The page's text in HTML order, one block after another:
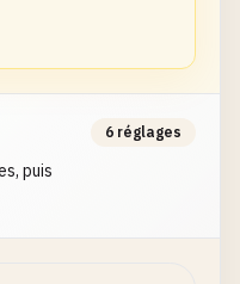
puis
6 réglages